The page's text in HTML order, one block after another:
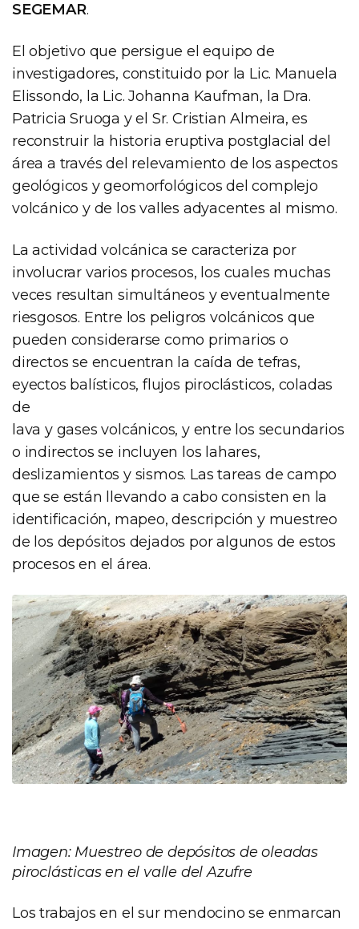
SEGEMAR.
El objetivo que persigue el equipo de
investigadores, constituido por la Lic. Manuela
Elissondo, la Lic. Johanna Kaufman, la Dra.
Patricia Sruoga y el Sr. Cristian Almeira, es
reconstruir la historia eruptiva postglacial del
área a través del relevamiento de los aspectos
geológicos y geomorfológicos del complejo
volcánico y de los valles adyacentes al mismo.
La actividad volcánica se caracteriza por
involucrar varios procesos, los cuales muchas
veces resultan simultáneos y eventualmente
riesgosos. Entre los peligros volcánicos que
pueden considerarse como primarios o
directos se encuentran la caída de tefras,
eyectos balísticos, flujos piroclásticos, coladas
de
lava y gases volcánicos, y entre los secundarios
o indirectos se incluyen los lahares,
deslizamientos y sismos. Las tareas de campo
que se están llevando a cabo consisten en la
identificación, mapeo, descripción y muestreo
de los depósitos dejados por algunos de estos
procesos en el área.
Imagen: Muestreo de depósitos de oleadas
piroclásticas en el valle del Azufre
Los trabajos en el sur mendocino se enmarcan